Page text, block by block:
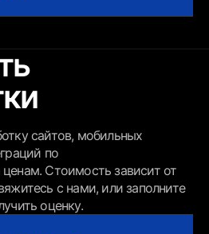
сайтов, мобильных
по
Стоимость зависит от
с нами, или заполните
оценку.